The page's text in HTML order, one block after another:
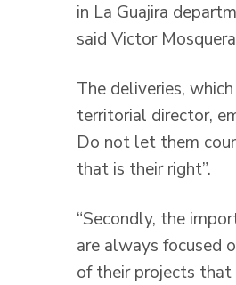
in La Guajira
said Victor
The deliveries,
territorial director,
Do not let them
that is their right”.
“Secondly, the
are always focused
of their projects that